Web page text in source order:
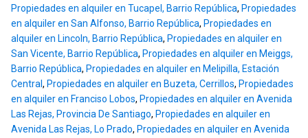
Propiedades en alquiler en Tucapel, Barrio República, Propiedades
en alquiler en San Alfonso, Barrio República, Propiedades en
alquiler en Lincoln, Barrio República, Propiedades en alquiler en
San Vicente, Barrio República, Propiedades en alquiler en Meiggs,
Barrio República, Propiedades en alquiler en Melipilla, Estación
Central, Propiedades en alquiler en Buzeta, Cerrillos, Propiedades
en alquiler en Franciso Lobos, Propiedades en alquiler en Avenida
Las Rejas, Provincia De Santiago, Propiedades en alquiler en
Avenida Las Rejas, Lo Prado, Propiedades en alquiler en Avenida